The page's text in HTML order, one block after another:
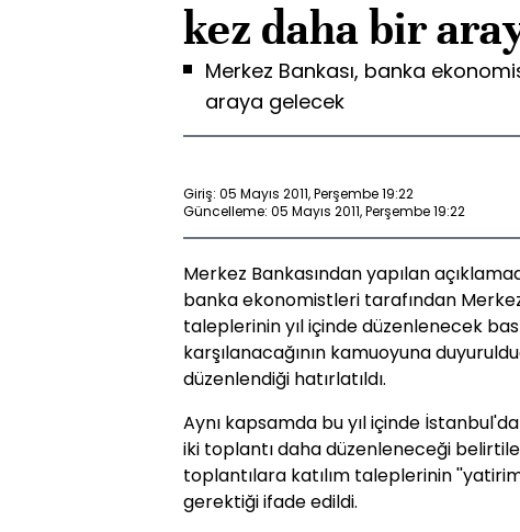
kez daha bir
Merkez Bankası, banka
araya gelecek
Giriş: 05 Mayıs 2011, Perşembe 19:22
Güncelleme: 05 Mayıs 2011, Perşembe 19:22
Merkez Bankasından yapılan
banka ekonomistleri tarafından
taleplerinin yıl içinde düzenlenecek
karşılanacağının kamuoyuna
düzenlendiği hatırlatıldı.
Aynı kapsamda bu yıl içinde İstanbul'da
iki toplantı daha düzenleneceği
toplantılara katılım taleplerinin
gerektiği ifade edildi.